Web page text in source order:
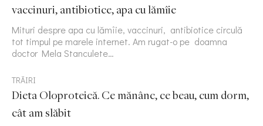
vaccinuri, antibiotice, apa cu lămîie
Mituri despre apa cu lămîie, vaccinuri, antibiotice circulă
tot timpul pe marele internet. Am rugat-o pe doamna
doctor Mela Stanculete…
TRĂIRI
Dieta Oloproteică. Ce mănânc, ce beau, cum dorm,
cât am slăbit